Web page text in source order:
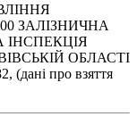
ЗАЛIЗНИЧНА
IНСПЕКЦIЯ
ОБЛАСТI
про взяття